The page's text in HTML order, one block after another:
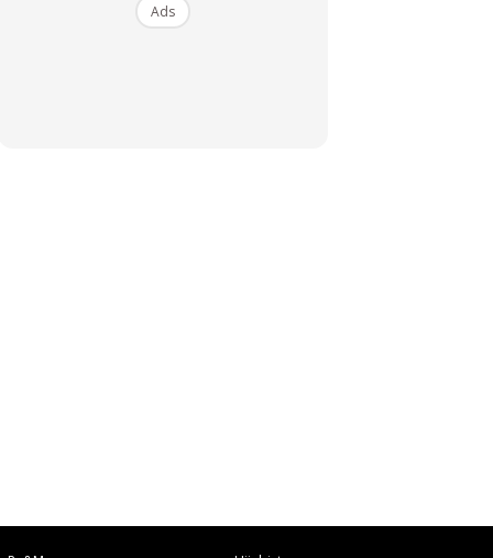
Ads